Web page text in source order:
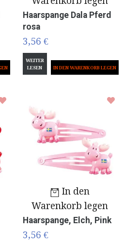
Haarspange Dala Pferd
rosa
3,56 €
WEITER
LESEN
In den
Warenkorb legen
Haarspange, Elch, Pink
3,56 €